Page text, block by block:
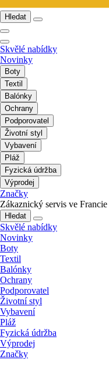
Hledat
Skvělé nabídky
Novinky
Boty
Textil
Balónky
Ochrany
Podporovatel
Životní styl
Vybavení
Pláž
Fyzická údržba
Výprodej
Značky
Zákaznický servis ve Francie
Hledat
Skvělé nabídky
Novinky
Boty
Textil
Balónky
Ochrany
Podporovatel
Životní styl
Vybavení
Pláž
Fyzická údržba
Výprodej
Značky